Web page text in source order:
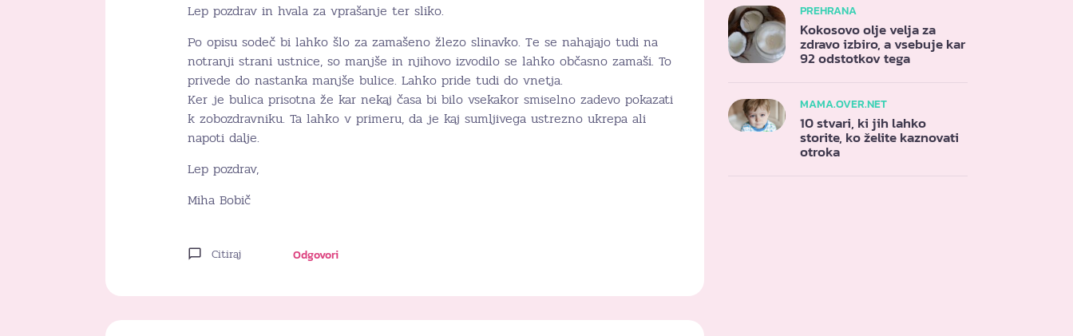
Lep pozdrav in hvala za vprašanje ter sliko.
Po opisu sodeč bi lahko šlo za zamašeno žlezo slinavko. Te se nahajajo tudi na
notranji strani ustnice, so manjše in njihovo izvodilo se lahko občasno zamaši. To
privede do nastanka manjše bulice. Lahko pride tudi do vnetja.
Ker je bulica prisotna že kar nekaj časa bi bilo vsekakor smiselno zadevo pokazati
k zobozdravniku. Ta lahko v primeru, da je kaj sumljivega ustrezno ukrepa ali
napoti dalje.
Lep pozdrav,
Miha Bobič
Citiraj Odgovori
PREHRANA
Kokosovo olje velja za
zdravo izbiro, a vsebuje kar
92 odstotkov tega
MAMA.OVER.NET
10 stvari, ki jih lahko
storite, ko želite kaznovati
otroka